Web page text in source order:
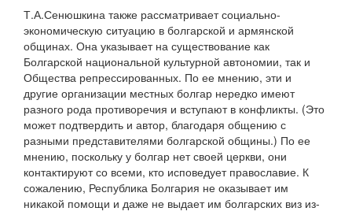
Т.А.Сенюшкина также рассматривает социально-
экономическую ситуацию в болгарской и армянской
общинах. Она указывает на существование как
Болгарской национальной культурной автономии, так и
Общества репрессированных. По ее мнению, эти и
другие организации местных болгар нередко имеют
разного рода противоречия и вступают в конфликты. (Это
может подтвердить и автор, благодаря общению с
разными представителями болгарской общины.) По ее
мнению, поскольку у болгар нет своей церкви, они
контактируют со всеми, кто исповедует православие. К
сожалению, Республика Болгария не оказывает им
никакой помощи и даже не выдает им болгарских виз из-